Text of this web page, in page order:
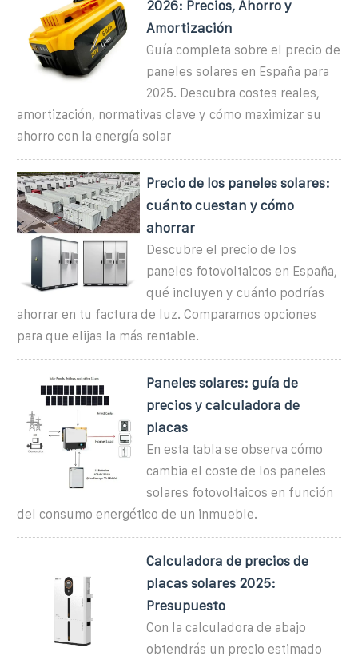
2026: Precios, Ahorro y
Amortización
Guía completa sobre el precio de
paneles solares en España para
2025. Descubra costes reales,
amortización, normativas clave y cómo maximizar su
ahorro con la energía solar
Precio de los paneles solares:
cuánto cuestan y cómo
ahorrar
Descubre el precio de los
paneles fotovoltaicos en España,
qué incluyen y cuánto podrías
ahorrar en tu factura de luz. Comparamos opciones
para que elijas la más rentable.
Paneles solares: guía de
precios y calculadora de
placas
En esta tabla se observa cómo
cambia el coste de los paneles
solares fotovoltaicos en función
del consumo energético de un inmueble.
Calculadora de precios de
placas solares 2025:
Presupuesto
Con la calculadora de abajo
obtendrás un precio estimado